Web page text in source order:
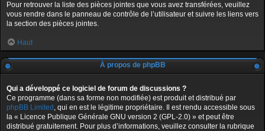
Pour retrouver la liste des pièces jointes que vous avez transférées, veuillez
vous rendre dans le panneau de contrôle de l’utilisateur et suivre les liens vers
la section des pièces jointes.
Haut
À propos de phpBB
Qui a développé ce logiciel de forum de discussions ?
Ce programme (dans sa forme non modifiée) est produit et distribué par
phpBB Limited , qui en est le légitime propriétaire. Il est rendu accessible sous
la « Licence Publique Générale GNU version 2 (GPL-2.0) » et peut être
distribué gratuitement. Pour plus d’informations, veuillez consulter la rubrique